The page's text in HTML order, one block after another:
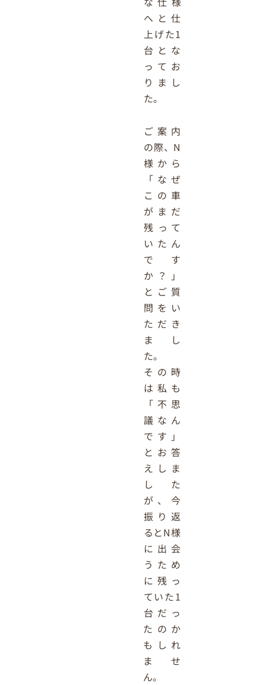
へと仕
上げた1
台とな
ってお
りまし
た。
ご案内
の際、N
様から
「なぜ
この車
がまだ
残って
いたん
です
か？」
とご質
問をい
ただき
まし
た。
その時
は私も
「不思
議なん
です」
とお答
えしま
した
が、今
振り返
るとN様
に出会
うため
に残っ
ていた1
台だっ
たのか
もしれ
ませ
ん。